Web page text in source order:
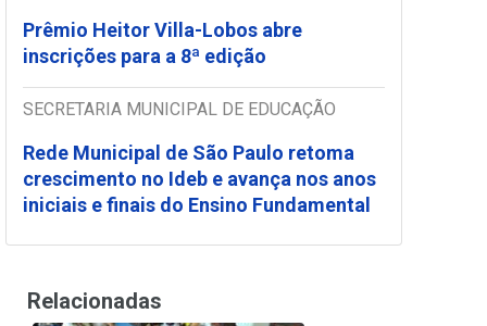
Prêmio Heitor Villa-Lobos abre
inscrições para a 8ª edição
SECRETARIA MUNICIPAL DE EDUCAÇÃO
Rede Municipal de São Paulo retoma
crescimento no Ideb e avança nos anos
iniciais e finais do Ensino Fundamental
Relacionadas